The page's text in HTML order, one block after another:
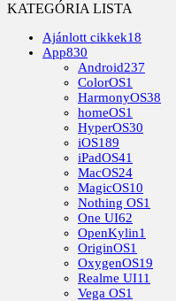
KATEGÓRIA LISTA
Ajánlott cikkek18
App830
Android237
ColorOS1
HarmonyOS38
homeOS1
HyperOS30
iOS189
iPadOS41
MacOS24
MagicOS10
Nothing OS1
One UI62
OpenKylin1
OriginOS1
OxygenOS19
Realme UI11
Vega OS1